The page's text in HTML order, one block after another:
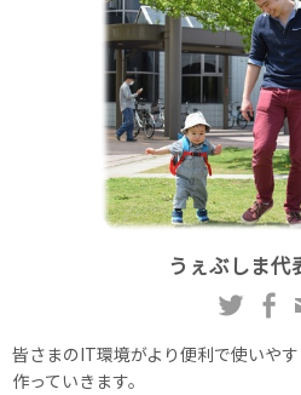
うぇぶしま代
皆さまのIT環境がより便利で使いや
作っていきます。